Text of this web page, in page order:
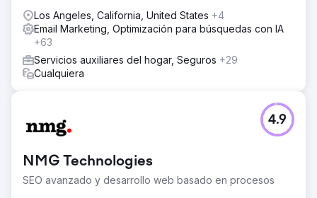
Los Angeles, California, United States +4
Email Marketing, Optimización para búsquedas con IA
+63
Servicios auxiliares del hogar, Seguros +29
Cualquiera
NMG Technologies
SEO avanzado y desarrollo web basado en procesos
4.9